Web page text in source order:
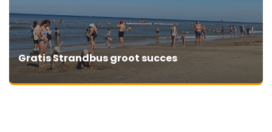
Gratis Strandbus groot succes